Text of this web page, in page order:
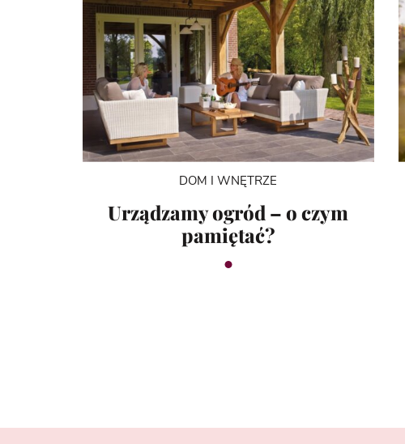
DOM I WNĘTRZE
Urządzamy ogród – o czym
pamiętać?